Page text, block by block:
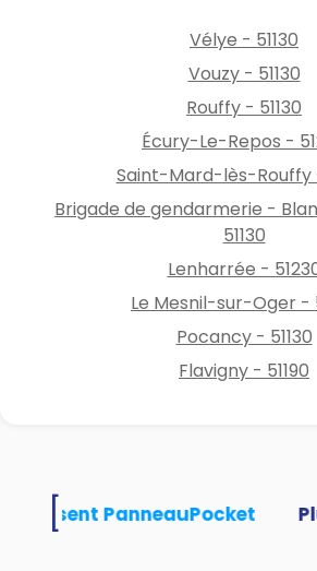
Vélye - 51130
Vouzy - 51130
Rouffy - 51130
Écury-Le-Repos -
Saint-Mard-lès-Rouffy
Brigade de gendarmerie -
51130
Lenharrée -
Le Mesnil-sur-Oger -
Pocancy - 51130
Flavigny - 51190
PanneauPocket